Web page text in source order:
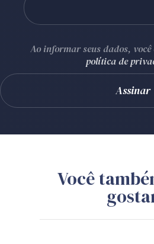
Ao informar seus dados, você
política de
Você